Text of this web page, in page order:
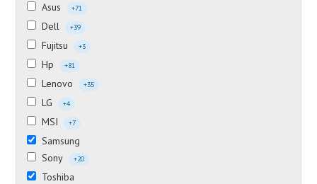
Asus +71
Dell +39
Fujitsu +3
Hp +81
Lenovo +35
LG +4
MSI +7
Samsung
Sony
+20
Toshiba